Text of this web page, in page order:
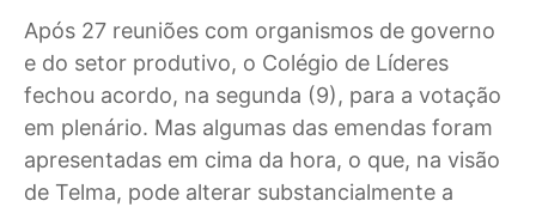
Após 27 reuniões com organismos de governo
e do setor produtivo, o Colégio de Líderes
fechou acordo, na segunda (9), para a votação
em plenário. Mas algumas das emendas foram
apresentadas em cima da hora, o que, na visão
de Telma, pode alterar substancialmente a